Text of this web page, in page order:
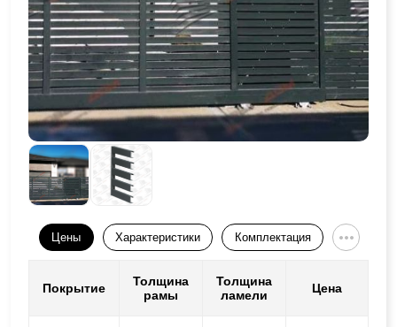
Цены Характеристики Комплектация
Покрытие
Толщина
рамы
Толщина
ламели
Цена